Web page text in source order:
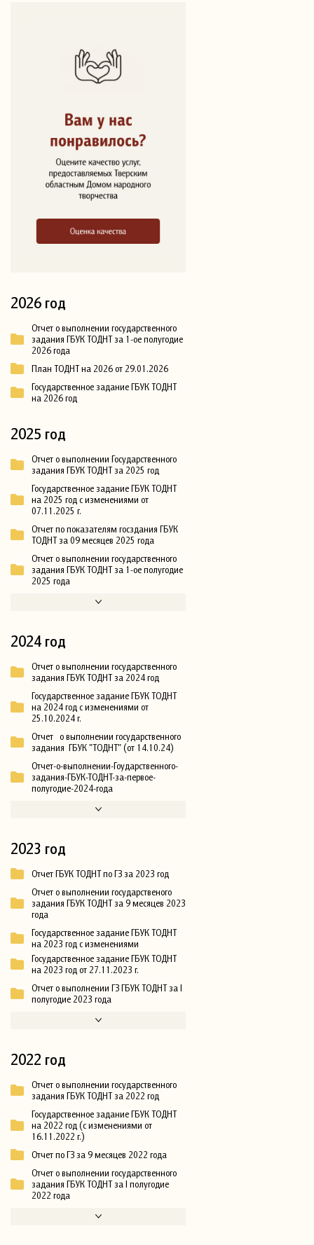
2026 год
Отчет о выполнении государственного
задания ГБУК ТОДНТ за 1-ое полугодие
2026 года
План ТОДНТ на 2026 от 29.01.2026
Государственное задание ГБУК ТОДНТ
на 2026 год
2025 год
Отчет о выполнении Государственного
задания ГБУК ТОДНТ за 2025 год
Государственное задание ГБУК ТОДНТ
на 2025 год с изменениями от
07.11.2025 г.
Отчет по показателям госздания ГБУК
ТОДНТ за 09 месяцев 2025 года
Отчет о выполнении государственного
задания ГБУК ТОДНТ за 1-ое полугодие
2025 года
2024 год
Отчет о выполнении государственного
задания ГБУК ТОДНТ за 2024 год
Государственное задание ГБУК ТОДНТ
на 2024 год с изменениями от
25.10.2024 г.
Отчет о выполнении государственного
задания ГБУК "ТОДНТ" (от 14.10.24)
Отчет-о-выполнении-Гоударственного-
задания-ГБУК-ТОДНТ-за-первое-
полугодие-2024-года
2023 год
Отчет ГБУК ТОДНТ по ГЗ за 2023 год
Отчет о выполнении государственого
задания ГБУК ТОДНТ за 9 месяцев 2023
года
Государственное задание ГБУК ТОДНТ
на 2023 год с изменениями
Государственное задание ГБУК ТОДНТ
на 2023 год от 27.11.2023 г.
Отчет о выполнении ГЗ ГБУК ТОДНТ за I
полугодие 2023 года
2022 год
Отчет о выполнении государственного
задания ГБУК ТОДНТ за 2022 год
Государственное задание ГБУК ТОДНТ
на 2022 год (с изменениями от
16.11.2022 г.)
Отчет по ГЗ за 9 месяцев 2022 года
Отчет о выполнении государственного
задания ГБУК ТОДНТ за I полугодие
2022 года